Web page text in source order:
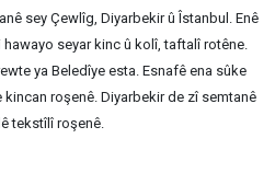
sey Çewlîg, Diyarbekir û Îstanbul. Enê
seyar kinc û kolî, taftalî rotêne.
ya Beledîye esta. Esnafê ena sûke
roşenê. Diyarbekir de zî semtanê
tekstîlî roşenê.